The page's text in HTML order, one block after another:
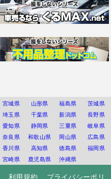
宮城県 山形県 福島県
茨城県
埼玉県 千葉県 新潟県
長野県
愛知県 静岡県 三重県
岐阜県
奈良県 和歌山県 岡山県
広島県
香川県 高知県 徳島県
福岡県
宮崎県 鹿児島県 沖縄県
利用規約 プライバシーポリ